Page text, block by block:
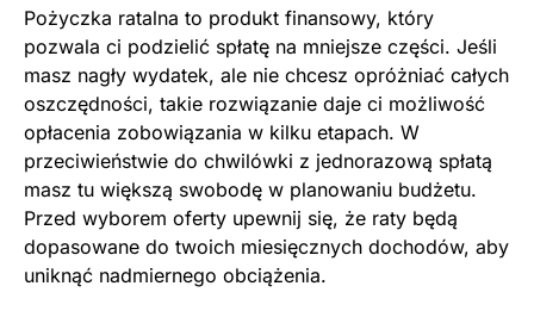
Pożyczka ratalna to produkt finansowy, który
pozwala ci podzielić spłatę na mniejsze części. Jeśli
masz nagły wydatek, ale nie chcesz opróżniać całych
oszczędności, takie rozwiązanie daje ci możliwość
opłacenia zobowiązania w kilku etapach. W
przeciwieństwie do chwilówki z jednorazową spłatą
masz tu większą swobodę w planowaniu budżetu.
Przed wyborem oferty upewnij się, że raty będą
dopasowane do twoich miesięcznych dochodów, aby
uniknąć nadmiernego obciążenia.